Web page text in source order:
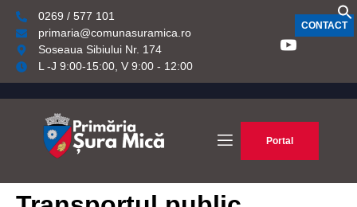
0269 / 577 101
primaria@comunasuramica.ro
Soseaua Sibiului Nr. 174
L -J 9:00-15:00, V 9:00 - 12:00
CONTACT
Portal